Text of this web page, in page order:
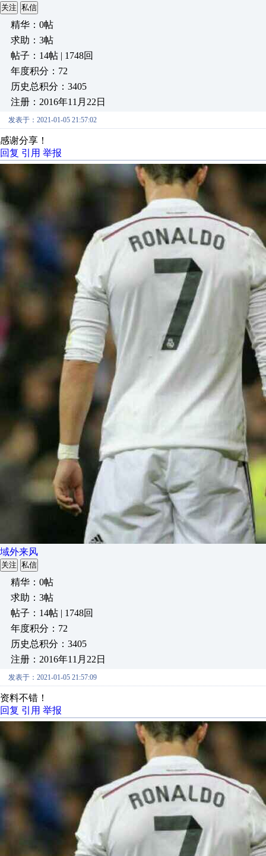
关注 私信
精华：0帖
求助：3帖
帖子：14帖 | 1748回
年度积分：72
历史总积分：3405
注册：2016年11月22日
发表于：2021-01-05 21:57:02
感谢分享！
回复 引用 举报
域外来风
关注 私信
精华：0帖
求助：3帖
帖子：14帖 | 1748回
年度积分：72
历史总积分：3405
注册：2016年11月22日
发表于：2021-01-05 21:57:09
资料不错！
回复 引用 举报